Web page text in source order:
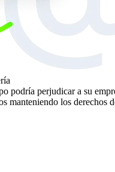
podría perjudicar a su
manteniendo los